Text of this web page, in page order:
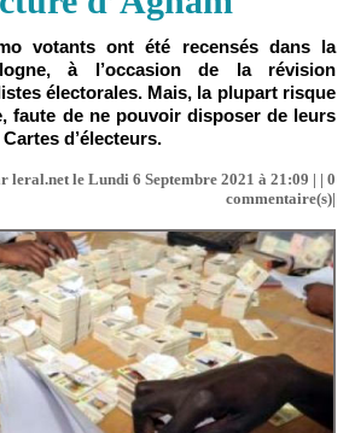
votants ont été recensés dans la
à l’occasion de la révision
électorales. Mais, la plupart risque
faute de ne pouvoir disposer de leurs
d’électeurs.
leral.net le Lundi 6 Septembre 2021 à 21:09 | | 0
commentaire(s)|